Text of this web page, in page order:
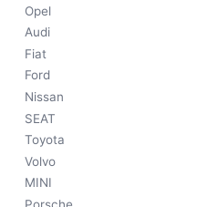
Opel
Audi
Fiat
Ford
Nissan
SEAT
Toyota
Volvo
MINI